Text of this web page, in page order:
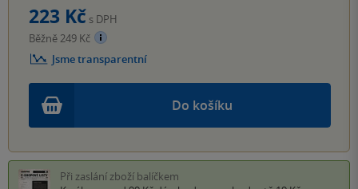
Do košíku
223 Kč s DPH
Běžně 249 Kč
Jsme transparentní
Při zaslání zboží balíčkem